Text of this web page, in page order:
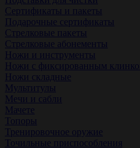
Сертификаты и пакеты
Подарочные сертификаты
Стрелковые пакеты
Стрелковые абонементы
Ножи и инструменты
Ножи с фиксированным
Ножи складные
Мультитулы
Мечи и сабли
Мачете
Топоры
Тренировочное оружие
Точильные приспособления